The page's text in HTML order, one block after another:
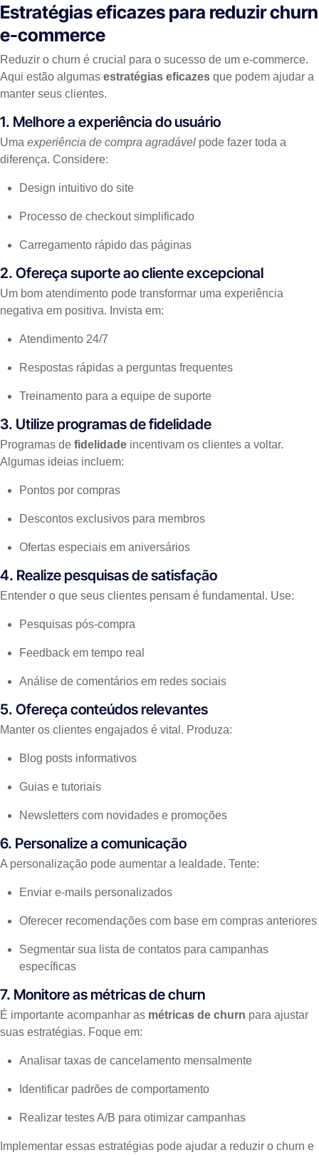
Estratégias eficazes para reduzir churn
e-commerce
Reduzir o churn é crucial para o sucesso de um e-commerce.
Aqui estão algumas estratégias eficazes que podem ajudar a
manter seus clientes.
1. Melhore a experiência do usuário
Uma experiência de compra agradável pode fazer toda a
diferença. Considere:
Design intuitivo do site
Processo de checkout simplificado
Carregamento rápido das páginas
2. Ofereça suporte ao cliente excepcional
Um bom atendimento pode transformar uma experiência
negativa em positiva. Invista em:
Atendimento 24/7
Respostas rápidas a perguntas frequentes
Treinamento para a equipe de suporte
3. Utilize programas de fidelidade
Programas de fidelidade incentivam os clientes a voltar.
Algumas ideias incluem:
Pontos por compras
Descontos exclusivos para membros
Ofertas especiais em aniversários
4. Realize pesquisas de satisfação
Entender o que seus clientes pensam é fundamental. Use:
Pesquisas pós-compra
Feedback em tempo real
Análise de comentários em redes sociais
5. Ofereça conteúdos relevantes
Manter os clientes engajados é vital. Produza:
Blog posts informativos
Guias e tutoriais
Newsletters com novidades e promoções
6. Personalize a comunicação
A personalização pode aumentar a lealdade. Tente:
Enviar e-mails personalizados
Oferecer recomendações com base em compras anteriores
Segmentar sua lista de contatos para campanhas
específicas
7. Monitore as métricas de churn
É importante acompanhar as métricas de churn para ajustar
suas estratégias. Foque em:
Analisar taxas de cancelamento mensalmente
Identificar padrões de comportamento
Realizar testes A/B para otimizar campanhas
Implementar essas estratégias pode ajudar a reduzir o churn e